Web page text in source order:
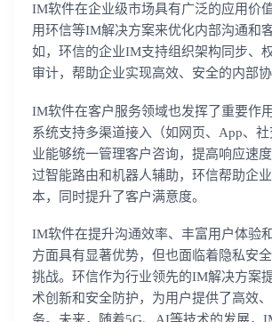
IM软件在企业级市场具有广泛的应用价
用环信等IM解决方案来优化内部沟通和
如，环信的企业IM支持组织架构同步、
审计，帮助企业实现高效、安全的内部协
IM软件在客户服务领域也发挥了重要作
系统支持多渠道接入（如网页、App、
业能够统一管理客户咨询，提高响应速
过智能路由和机器人辅助，环信帮助企
本，同时提升了客户满意度。
IM软件在提升沟通效率、丰富用户体验
方面具有显著优势，但也面临着隐私安
挑战。环信作为行业领先的IM解决方案
术创新和安全防护，为用户提供了高效